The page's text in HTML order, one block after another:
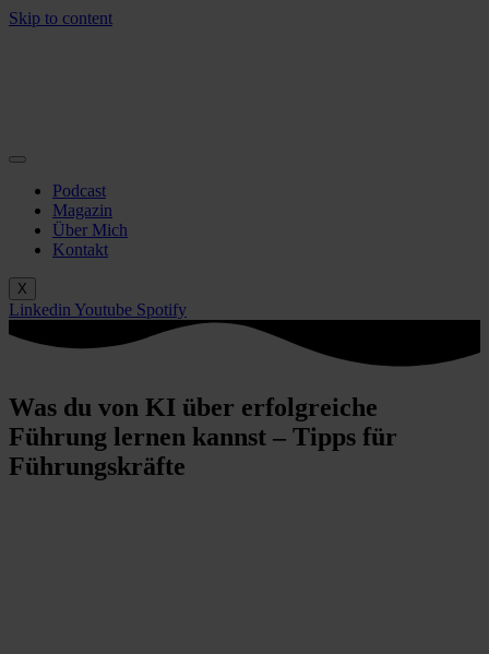
Skip to content
Podcast
Magazin
Über Mich
Kontakt
X
Linkedin Youtube Spotify
Was du von KI über erfolgreiche
Führung lernen kannst – Tipps für
Führungskräfte